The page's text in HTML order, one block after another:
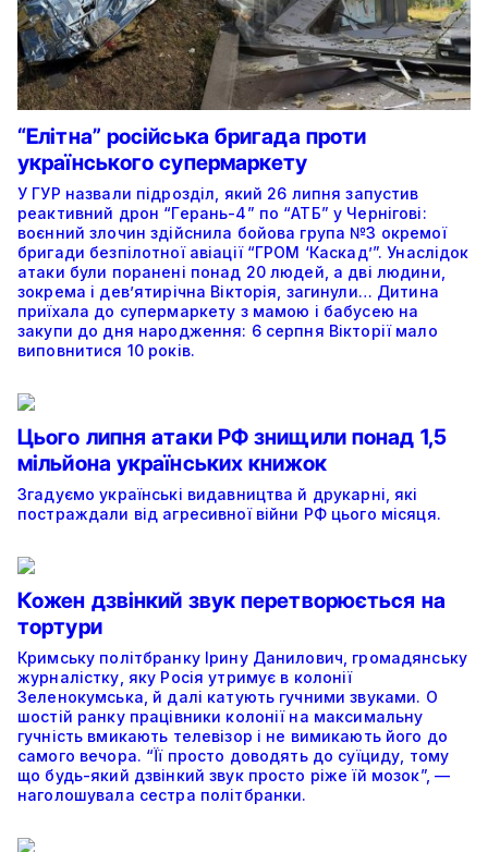
“Елітна” російська бригада проти
українського супермаркету
У ГУР назвали підрозділ, який 26 липня запустив
реактивний дрон “Герань-4” по “АТБ” у Чернігові:
воєнний злочин здійснила бойова група №3 окремої
бригади безпілотної авіації “ГРОМ ‘Каскад’”. Унаслідок
атаки були поранені понад 20 людей, а дві людини,
зокрема і дев’ятирічна Вікторія, загинули… Дитина
приїхала до супермаркету з мамою і бабусею на
закупи до дня народження: 6 серпня Вікторії мало
виповнитися 10 років.
Цього липня атаки РФ знищили понад 1,5
мільйона українських книжок
Згадуємо українські видавництва й друкарні, які
постраждали від агресивної війни РФ цього місяця.
Кожен дзвінкий звук перетворюється на
тортури
Кримську політбранку Ірину Данилович, громадянську
журналістку, яку Росія утримує в колонії
Зеленокумська, й далі катують гучними звуками. О
шостій ранку працівники колонії на максимальну
гучність вмикають телевізор і не вимикають його до
самого вечора. “Її просто доводять до суїциду, тому
що будь-який дзвінкий звук просто ріже їй мозок”, —
наголошувала сестра політбранки.